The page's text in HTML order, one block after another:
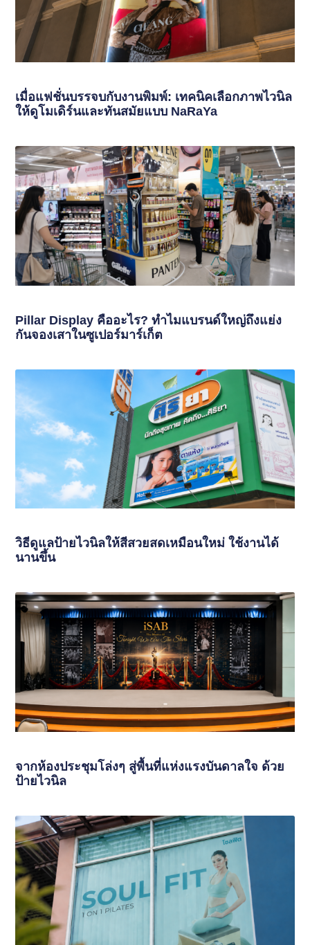
เมื่อแฟชั่นบรรจบกับงานพิมพ์: เทคนิคเลือกภาพไวนิล
ให้ดูโมเดิร์นและทันสมัยแบบ NaRaYa
Pillar Display คืออะไร? ทำไมแบรนด์ใหญ่ถึงแย่ง
กันจองเสาในซูเปอร์มาร์เก็ต
วิธีดูแลป้ายไวนิลให้สีสวยสดเหมือนใหม่ ใช้งานได้
นานขึ้น
จากห้องประชุมโล่งๆ สู่พื้นที่แห่งแรงบันดาลใจ ด้วย
ป้ายไวนิล